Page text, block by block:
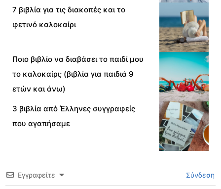
7 βιβλία για τις διακοπές και το
φετινό καλοκαίρι
Ποιο βιβλίο να διαβάσει το παιδί μου
το καλοκαίρι; (βιβλία για παιδιά 9
ετών και άνω)
3 βιβλία από Έλληνες συγγραφείς
που αγαπήσαμε
Εγγραφείτε Σύνδεση